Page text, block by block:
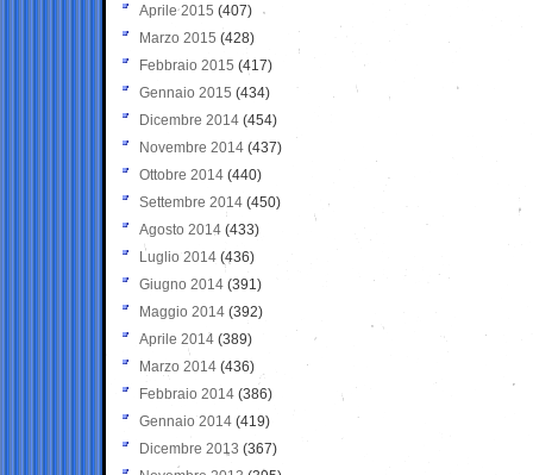
Aprile 2015 (407)
Marzo 2015 (428)
Febbraio 2015 (417)
Gennaio 2015 (434)
Dicembre 2014 (454)
Novembre 2014 (437)
Ottobre 2014 (440)
Settembre 2014 (450)
Agosto 2014 (433)
Luglio 2014 (436)
Giugno 2014 (391)
Maggio 2014 (392)
Aprile 2014 (389)
Marzo 2014 (436)
Febbraio 2014 (386)
Gennaio 2014 (419)
Dicembre 2013 (367)